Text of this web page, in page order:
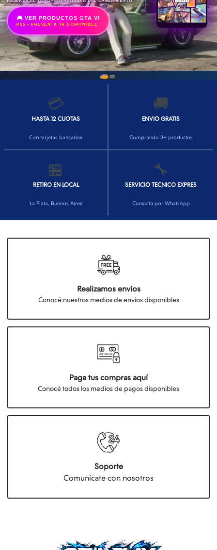
🎮 VER PRODUCTOS GTA VI
PS5 • PREVENTA YA DISPONIBLE
💳
HASTA 12 CUOTAS
Con tarjetas bancarias
🚚
ENVIO GRATIS
Comprando 3+ productos
🏪
RETIRO EN LOCAL
La Plata, Buenos Aires
🔧
SERVICIO TECNICO EXPRES
Consulta por WhatsApp
Realizamos envios
Conocé nuestros medios de envios disponibles
Paga tus compras aquí
Conocé todos los medios de pagos disponibles
Soporte
Comunícate con nosotros